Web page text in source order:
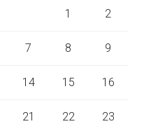
1 2
7 8 9
14 15 16
21 22 23